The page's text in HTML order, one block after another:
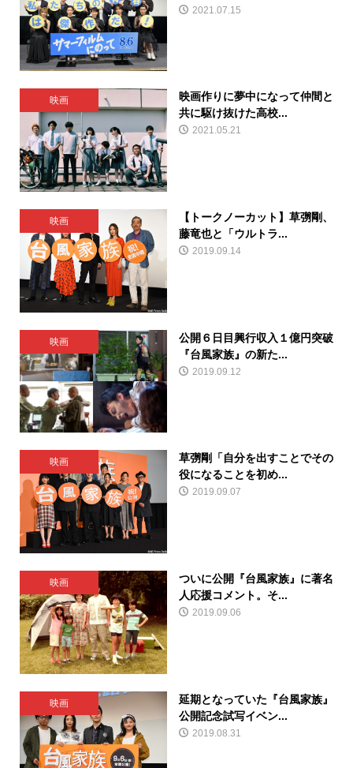
2021.07.15
映画
映画作りに夢中になって仲間と
共に駆け抜けた高校...
2021.05.21
映画
【トークノーカット】草彅剛、
藤竜也と「ウルトラ...
2019.09.14
映画
公開６日目興行収入１億円突破
『台風家族』の新た...
2019.09.12
映画
草彅剛「自分を出すことでその
役になることを初め...
2019.09.07
映画
ついに公開『台風家族』に著名
人応援コメント。そ...
2019.09.06
映画
延期となっていた『台風家族』
公開記念試写イベン...
2019.08.31